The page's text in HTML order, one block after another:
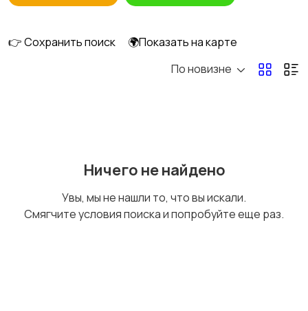
👉 Сохранить поиск
🌍Показать на карте
По новизне
Ничего не найдено
Увы, мы не нашли то, что вы искали.
Смягчите условия поиска и попробуйте еще раз.